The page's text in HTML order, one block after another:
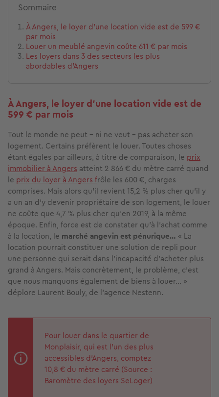
Sommaire
À Angers, le loyer d'une location vide est de 599 €
par mois
Louer un meublé angevin coûte 611 € par mois
Les loyers dans 3 des secteurs les plus
abordables d'Angers
À Angers, le loyer d'une location vide est de
599 € par mois
Tout le monde ne peut - ni ne veut - pas acheter son
logement. Certains préfèrent le louer. Toutes choses
étant égales par ailleurs, à titre de comparaison, le prix
immobilier à Angers atteint 2 866 € du mètre carré quand
le prix du loyer à Angers frôle les 600 €, charges
comprises. Mais alors qu'il revient 15,2 % plus cher qu'il y
a un an d'y devenir propriétaire de son logement, le louer
ne coûte que 4,7 % plus cher qu'en 2019, à la même
époque. Enfin, force est de constater qu'à l'achat comme
à la location, le marché angevin est pénurique… « La
location pourrait constituer une solution de repli pour
une personne qui serait dans l’incapacité d’acheter plus
grand à Angers. Mais concrètement, le problème, c’est
que nous manquons également de biens à louer… »
déplore Laurent Bouly, de l'agence Nestenn.
Pour louer dans le quartier de
Monplaisir, qui est l'un des plus
accessibles d'Angers, comptez
10,8 € du mètre carré (Source :
Baromètre des loyers SeLoger)